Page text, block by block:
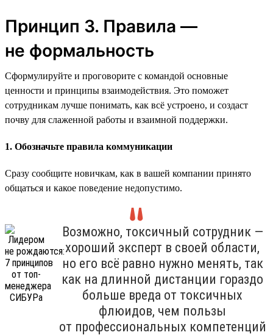
Принцип 3. Правила —
не формальность
Сформулируйте и проговорите с командой основные
ценности и принципы взаимодействия. Это поможет
сотрудникам лучше понимать, как всё устроено, и создаст
почву для слаженной работы и взаимной поддержки.
1. Обозначьте правила коммуникации
Сразу сообщите новичкам, как в вашей компании принято
общаться и какое поведение недопустимо.
Возможно, токсичный сотрудник —
хороший эксперт в своей области,
но его всё равно нужно менять, так
как на длинной дистанции гораздо
больше вреда от токсичных
флюидов, чем пользы
от профессиональных компетенций